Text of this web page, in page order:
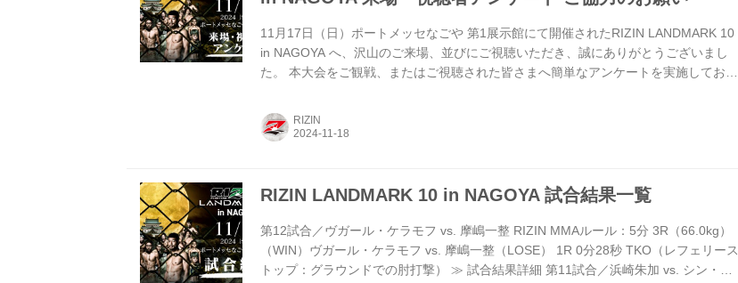
11月17日（日）ポートメッセなごや 第1展示館にて開催されたRIZIN LANDMARK 10
in NAGOYA へ、沢山のご来場、並びにご視聴いただき、誠にありがとうございまし
た。 本大会をご観戦、またはご視聴された皆さまへ簡単なアンケートを実施しており
概要 アンケートをご記入いただいた方の中から抽選で3名様に「RIZIN LANDMARK
10 in NAGOYA 出場選手サイン入りポスター」をプレゼント致します。 プレゼント内
RIZIN
RIZIN LANDMARK 10 in NAGOYA 試合結果一覧
第12試合／ヴガール・ケラモフ vs. 摩嶋一整 RIZIN MMAルール：5分 3R（66.0kg）
（WIN）ヴガール・ケラモフ vs. 摩嶋一整（LOSE） 1R 0分28秒 TKO（レフェリース
トップ：グラウンドでの肘打撃） ≫ 試合結果詳細 第11試合／浜崎朱加 vs. シン・ユ